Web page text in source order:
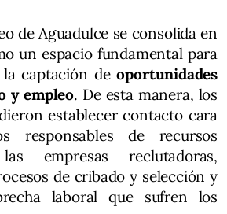
de Aguadulce se consolida en
un espacio fundamental para
captación deoportunidades
y empleo. De esta manera, los
establecer contacto cara
de recursos
empresas reclutadoras,
de cribado y selección y
laboral que sufren los